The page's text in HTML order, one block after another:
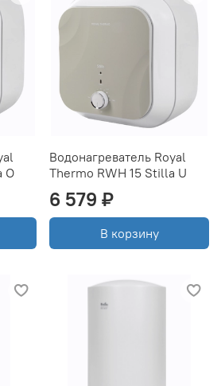
O
Водонагреватель Royal
Thermo RWH 15 Stilla U
6 579 ₽
В корзину